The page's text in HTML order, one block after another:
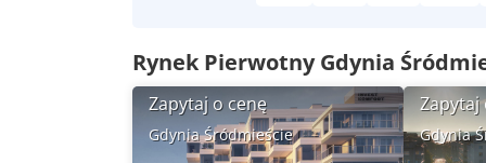
Rynek Pierwotny Gdynia
Zapytaj o cenę
Gdynia Śródmieście
Zapytaj
Gdynia